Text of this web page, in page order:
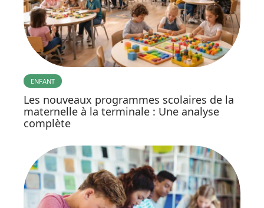
ENFANT
Les nouveaux programmes scolaires de la
maternelle à la terminale : Une analyse
complète